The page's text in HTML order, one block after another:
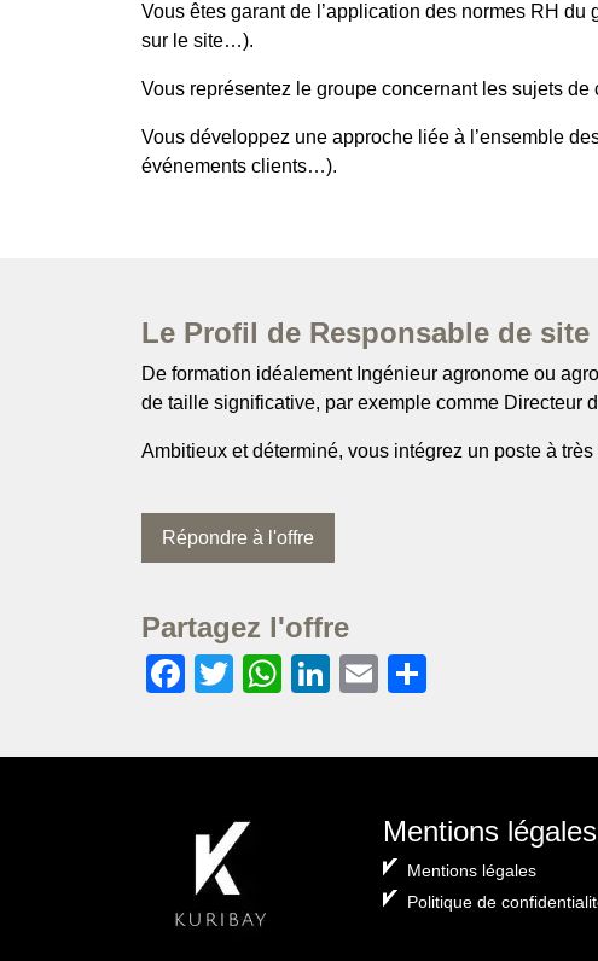
Vous êtes garant de l’application des normes RH
sur le site…).
Vous représentez le groupe concernant les sujets
Vous développez une approche liée à l’ensemble
événements clients…).
Le Profil de Responsable de site
De formation idéalement Ingénieur agronome ou
de taille significative, par exemple comme Directeur
Ambitieux et déterminé, vous intégrez un poste à très
Répondre à l'offre
Partagez l'offre
Facebook
TwitterWhatsApp
LinkedIn
Email
Mentions légales
Mentions légales
Politique de